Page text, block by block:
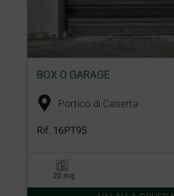
BOX O GARAGE
Portico di Caserta
Rif. 16PT95
20 mq